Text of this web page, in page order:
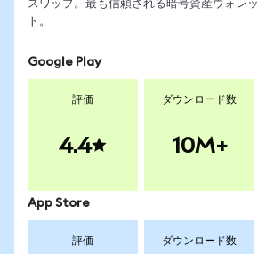
スワップ。最も信頼される暗号資産ウォレッ
ト。
Google Play
評価
4.4
ダウンロード数
10M+
App Store
評価 ダウンロード数